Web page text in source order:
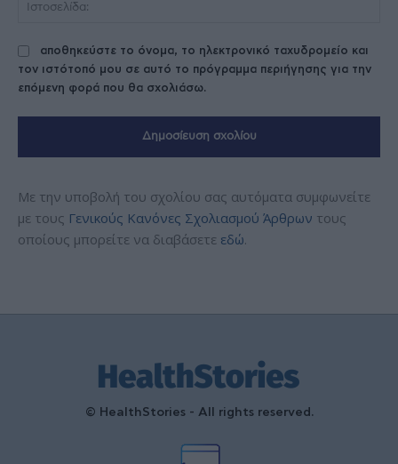
αποθηκεύστε το όνομα, το ηλεκτρονικό ταχυδρομείο και
τον ιστότοπό μου σε αυτό το πρόγραμμα περιήγησης για την
επόμενη φορά που θα σχολιάσω.
Με την υποβολή του σχολίου σας αυτόματα συμφωνείτε
με τους Γενικούς Κανόνες Σχολιασμού Άρθρων τους
οποίους μπορείτε να διαβάσετε εδώ.
© HealthStories - All rights reserved.